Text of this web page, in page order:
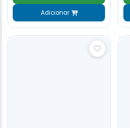
Adicionar